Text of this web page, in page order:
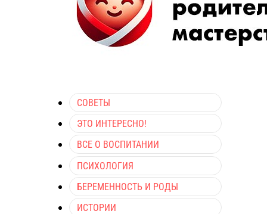
СОВЕТЫ
ЭТО ИНТЕРЕСНО!
ВСЕ О ВОСПИТАНИИ
ПСИХОЛОГИЯ
БЕРЕМЕННОСТЬ И РОДЫ
ИСТОРИИ